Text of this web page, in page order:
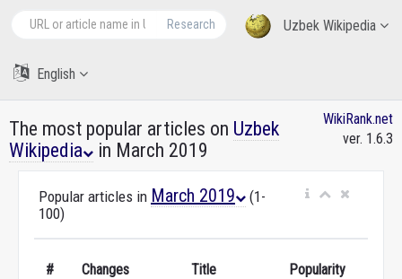
Uzbek Wikipedia
Research
English
The most popular articles on Uzbek
Wikipedia
in March 2019
WikiRank.net
ver. 1.6.3
Popular articles in March 2019
(1-
100)
# Changes Title Popularity